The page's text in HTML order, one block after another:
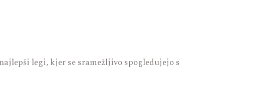
legi, kjer se sramežljivo spogledujejo s